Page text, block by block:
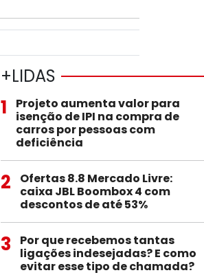
+LIDAS
1
Projeto aumenta valor para
isenção de IPI na compra de
carros por pessoas com
deficiência
2
Ofertas 8.8 Mercado Livre:
caixa JBL Boombox 4 com
descontos de até 53%
3
Por que recebemos tantas
ligações indesejadas? E como
evitar esse tipo de chamada?